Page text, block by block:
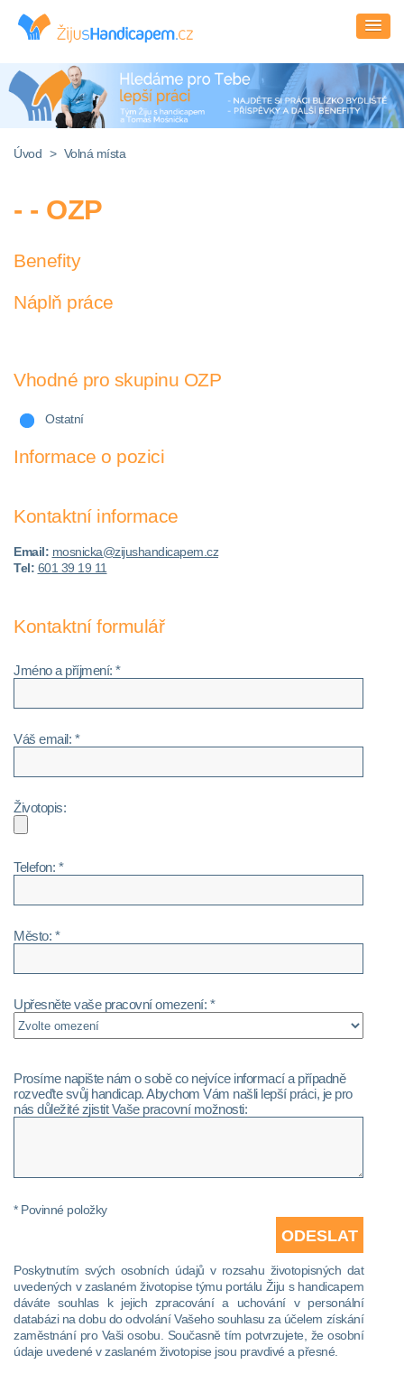
Úvod > Volná místa
- - OZP
Benefity
Náplň práce
Vhodné pro skupinu OZP
Ostatní
Informace o pozici
Kontaktní informace
Email: mosnicka@zijushandicapem.cz
Tel: 601 39 19 11
Kontaktní formulář
Jméno a příjmení: *
Váš email: *
Životopis:
Telefon: *
Město: *
Upřesněte vaše pracovní omezení: *
Prosíme napište nám o sobě co nejvíce informací a případně
rozveďte svůj handicap. Abychom Vám našli lepší práci, je pro
nás důležité zjistit Vaše pracovní možnosti:
* Povinné položky
Poskytnutím svých osobních údajů v rozsahu životopisných dat
uvedených v zaslaném životopise týmu portálu Žiju s handicapem
dáváte souhlas k jejich zpracování a uchování v personální
databázi na dobu do odvolání Vašeho souhlasu za účelem získání
zaměstnání pro Vaši osobu. Současně tím potvrzujete, že osobní
údaje uvedené v zaslaném životopise jsou pravdivé a přesné.